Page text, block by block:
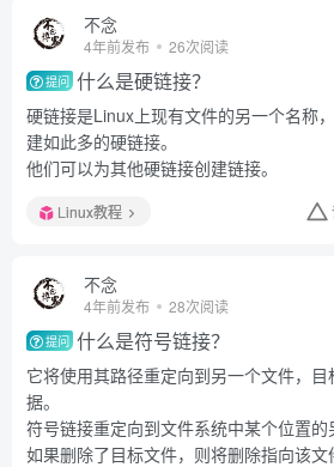
不念
4年前发布 26次阅读
提问 什么是硬链接？
硬链接是Linux上现有文件的另一个名称
建如此多的硬链接。
他们可以为其他硬链接创建链接。
Linux教程
不念
4年前发布 28次阅读
提问 什么是符号链接？
它将使用其路径重定向到另一个文件，
据。
符号链接重定向到文件系统中某个位置的
如果删除了目标文件，则将删除指向该